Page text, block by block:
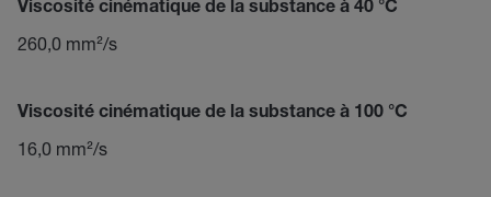
Viscosité cinématique de la substance à 40 °C
260,0 mm²/s
Viscosité cinématique de la substance à 100 °C
16,0 mm²/s